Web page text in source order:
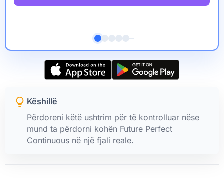
Këshillë
Përdoreni këtë ushtrim për të kontrolluar nëse
mund ta përdorni kohën Future Perfect
Continuous në një fjali reale.